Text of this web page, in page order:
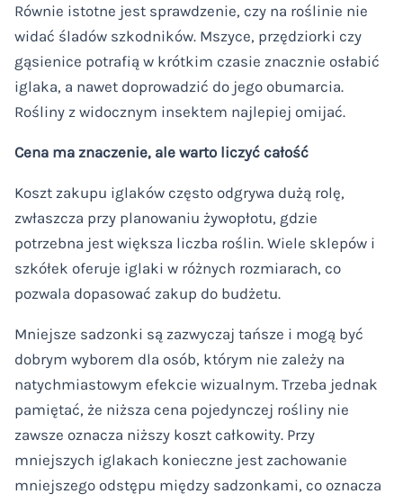
Równie istotne jest sprawdzenie, czy na roślinie nie
widać śladów szkodników. Mszyce, przędziorki czy
gąsienice potrafią w krótkim czasie znacznie osłabić
iglaka, a nawet doprowadzić do jego obumarcia.
Rośliny z widocznym insektem najlepiej omijać.
Cena ma znaczenie, ale warto liczyć całość
Koszt zakupu iglaków często odgrywa dużą rolę,
zwłaszcza przy planowaniu żywopłotu, gdzie
potrzebna jest większa liczba roślin. Wiele sklepów i
szkółek oferuje iglaki w różnych rozmiarach, co
pozwala dopasować zakup do budżetu.
Mniejsze sadzonki są zazwyczaj tańsze i mogą być
dobrym wyborem dla osób, którym nie zależy na
natychmiastowym efekcie wizualnym. Trzeba jednak
pamiętać, że niższa cena pojedynczej rośliny nie
zawsze oznacza niższy koszt całkowity. Przy
mniejszych iglakach konieczne jest zachowanie
mniejszego odstępu między sadzonkami, co oznacza